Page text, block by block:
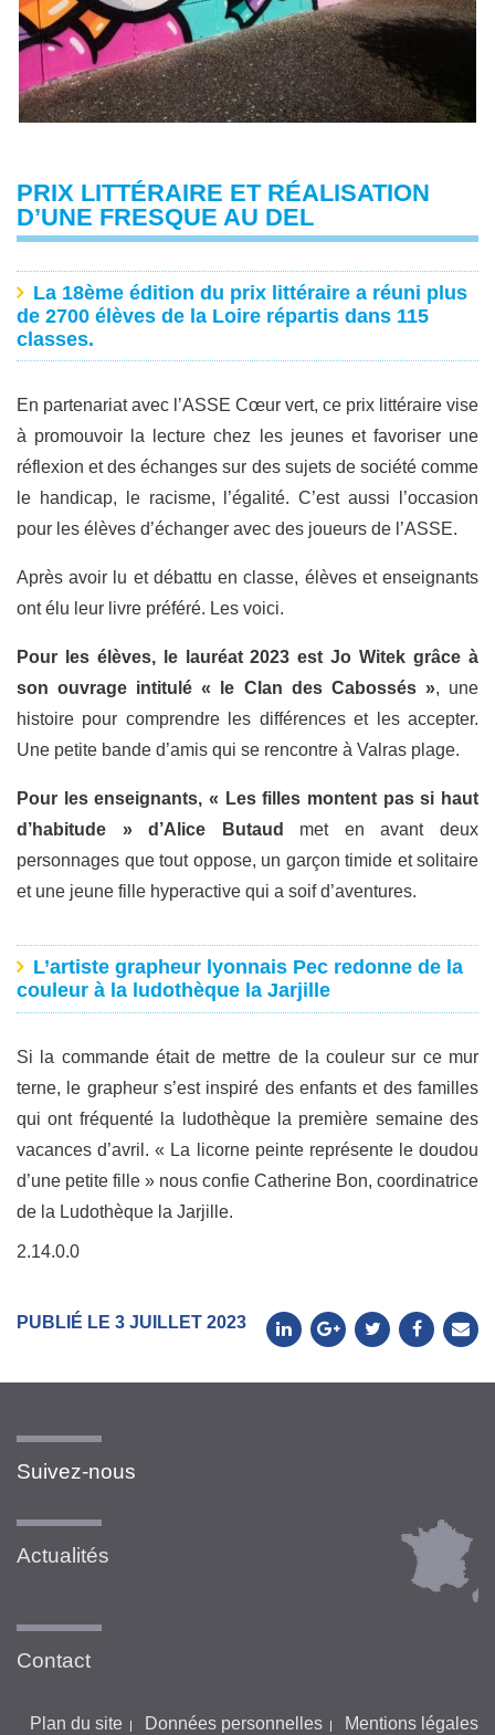
PRIX LITTÉRAIRE ET RÉALISATION
D’UNE FRESQUE AU DEL
La 18ème édition du prix littéraire a réuni plus
de 2700 élèves de la Loire répartis dans 115
classes.
En partenariat avec l’ASSE Cœur vert, ce prix littéraire vise
à promouvoir la lecture chez les jeunes et favoriser une
réflexion et des échanges sur des sujets de société comme
le handicap, le racisme, l’égalité. C’est aussi l’occasion
pour les élèves d’échanger avec des joueurs de l’ASSE.
Après avoir lu et débattu en classe, élèves et enseignants
ont élu leur livre préféré. Les voici.
Pour les élèves, le lauréat 2023 est Jo Witek grâce à
son ouvrage intitulé « le Clan des Cabossés », une
histoire pour comprendre les différences et les accepter.
Une petite bande d’amis qui se rencontre à Valras plage.
Pour les enseignants, « Les filles montent pas si haut
d’habitude » d’Alice Butaud
met en avant deux
personnages que tout oppose, un garçon timide et solitaire
et une jeune fille hyperactive qui a soif d’aventures.
L’artiste grapheur lyonnais Pec redonne de la
couleur à la ludothèque la Jarjille
Si la commande était de mettre de la couleur sur ce mur
terne, le grapheur s’est inspiré des enfants et des familles
qui ont fréquenté la ludothèque la première semaine des
vacances d’avril. « La licorne peinte représente le doudou
d’une petite fille » nous confie Catherine Bon, coordinatrice
de la Ludothèque la Jarjille.
2.14.0.0
PUBLIÉ LE 3 JUILLET 2023
Suivez-nous
Actualités
Contact
Plan du site Données personnelles Mentions légales